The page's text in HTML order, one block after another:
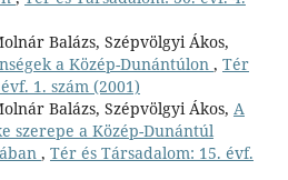
Balázs, Szépvölgyi Ákos,
a Közép-Dunántúlon , Tér
1. szám (2001)
Balázs, Szépvölgyi Ákos, A
szerepe a Közép-Dunántúl
, Tér és Társadalom: 15. évf.